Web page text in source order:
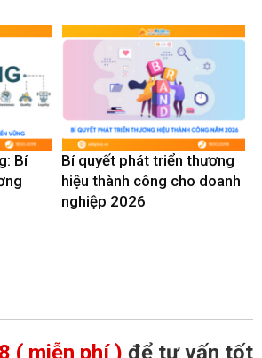
Bí
Bí quyết phát triển thương
hiệu thành công cho doanh
nghiệp 2026
( miễn phí ) để tư vấn tốt